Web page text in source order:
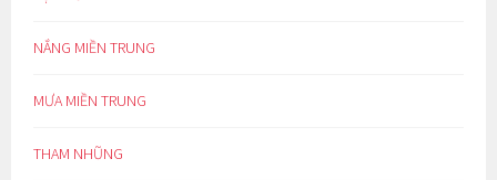
NẮNG MIỀN TRUNG
MƯA MIỀN TRUNG
THAM NHŨNG